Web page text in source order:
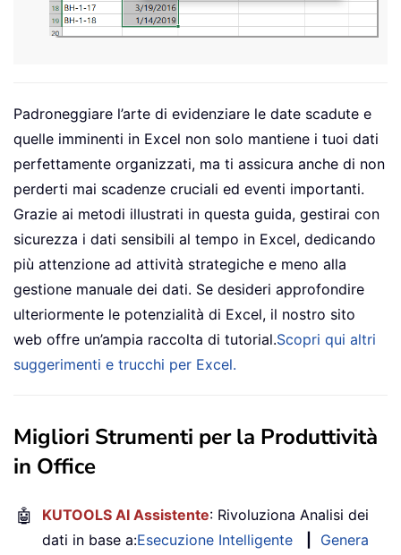
Padroneggiare l’arte di evidenziare le date scadute e
quelle imminenti in Excel non solo mantiene i tuoi dati
perfettamente organizzati, ma ti assicura anche di non
perderti mai scadenze cruciali ed eventi importanti.
Grazie ai metodi illustrati in questa guida, gestirai con
sicurezza i dati sensibili al tempo in Excel, dedicando
più attenzione ad attività strategiche e meno alla
gestione manuale dei dati. Se desideri approfondire
ulteriormente le potenzialità di Excel, il nostro sito
web offre un’ampia raccolta di tutorial.Scopri qui altri
suggerimenti e trucchi per Excel.
Migliori Strumenti per la Produttività
in Office
🤖 KUTOOLS AI Assistente: Rivoluziona Analisi dei
dati in base a:Esecuzione Intelligente
Genera